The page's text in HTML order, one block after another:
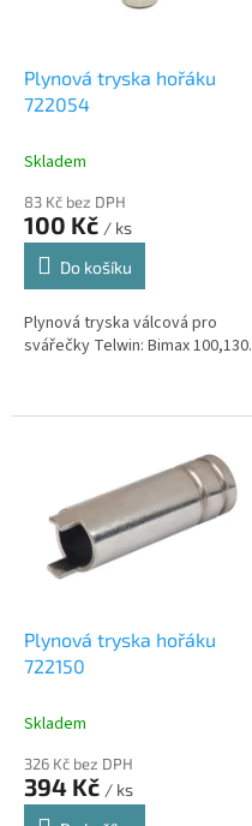
Plynová tryska hořáku
722054
Skladem
83 Kč bez DPH
100 Kč / ks
Do košíku
Plynová tryska válcová pro
svářečky Telwin: Bimax 100,130.
Plynová tryska hořáku
722150
Skladem
326 Kč bez DPH
394 Kč / ks